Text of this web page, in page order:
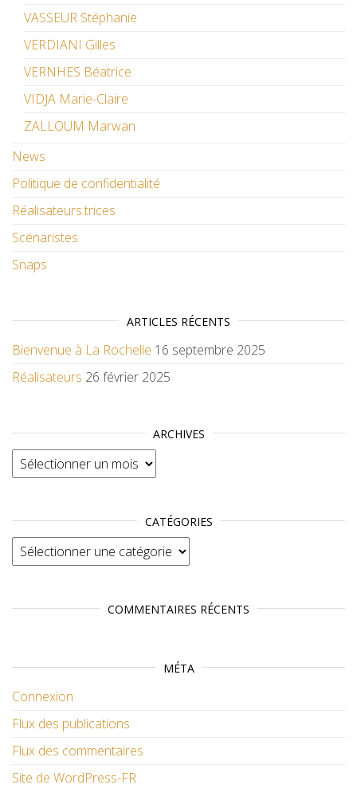
VASSEUR Stéphanie
VERDIANI Gilles
VERNHES Béatrice
VIDJA Marie-Claire
ZALLOUM Marwan
News
Politique de confidentialité
Réalisateurs.trices
Scénaristes
Snaps
ARTICLES RÉCENTS
Bienvenue à La Rochelle 16 septembre 2025
Réalisateurs 26 février 2025
ARCHIVES
Archives
CATÉGORIES
Catégories
COMMENTAIRES RÉCENTS
MÉTA
Connexion
Flux des publications
Flux des commentaires
Site de WordPress-FR